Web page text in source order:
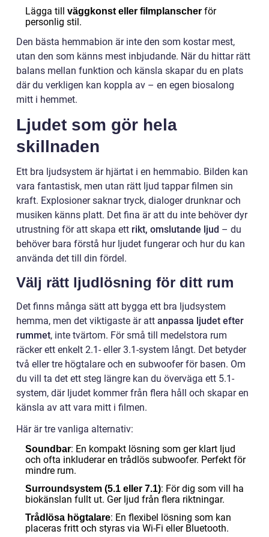
Lägga till väggkonst eller filmplanscher för
personlig stil.
Den bästa hemmabion är inte den som kostar mest,
utan den som känns mest inbjudande. När du hittar rätt
balans mellan funktion och känsla skapar du en plats
där du verkligen kan koppla av – en egen biosalong
mitt i hemmet.
Ljudet som gör hela
skillnaden
Ett bra ljudsystem är hjärtat i en hemmabio. Bilden kan
vara fantastisk, men utan rätt ljud tappar filmen sin
kraft. Explosioner saknar tryck, dialoger drunknar och
musiken känns platt. Det fina är att du inte behöver dyr
utrustning för att skapa ett rikt, omslutande ljud – du
behöver bara förstå hur ljudet fungerar och hur du kan
använda det till din fördel.
Välj rätt ljudlösning för ditt rum
Det finns många sätt att bygga ett bra ljudsystem
hemma, men det viktigaste är att anpassa ljudet efter
rummet, inte tvärtom. För små till medelstora rum
räcker ett enkelt 2.1- eller 3.1-system långt. Det betyder
två eller tre högtalare och en subwoofer för basen. Om
du vill ta det ett steg längre kan du överväga ett 5.1-
system, där ljudet kommer från flera håll och skapar en
känsla av att vara mitt i filmen.
Här är tre vanliga alternativ:
Soundbar: En kompakt lösning som ger klart ljud
och ofta inkluderar en trådlös subwoofer. Perfekt för
mindre rum.
Surroundsystem (5.1 eller 7.1): För dig som vill ha
biokänslan fullt ut. Ger ljud från flera riktningar.
Trådlösa högtalare: En flexibel lösning som kan
placeras fritt och styras via Wi-Fi eller Bluetooth.